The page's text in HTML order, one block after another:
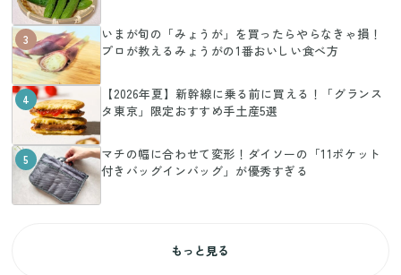
3
いまが旬の「みょうが」を買ったらやらなきゃ損！
プロが教えるみょうがの1番おいしい食べ方
4
【2026年夏】新幹線に乗る前に買える！「グランス
タ東京」限定おすすめ手土産5選
5
マチの幅に合わせて変形！ダイソーの「11ポケット
付きバッグインバッグ」が優秀すぎる
もっと見る